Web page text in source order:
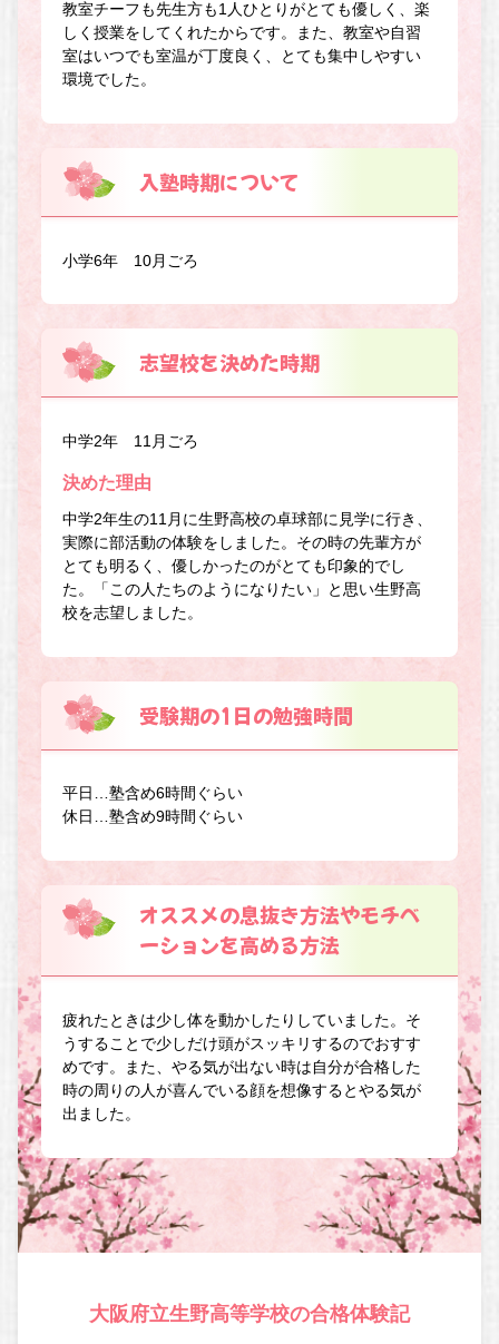
教室チーフも先生方も1人ひとりがとても優しく、楽
しく授業をしてくれたからです。また、教室や自習
室はいつでも室温が丁度良く、とても集中しやすい
環境でした。
入塾時期について
小学6年 10月ごろ
志望校を決めた時期
中学2年 11月ごろ
決めた理由
中学2年生の11月に生野高校の卓球部に見学に行き、
実際に部活動の体験をしました。その時の先輩方が
とても明るく、優しかったのがとても印象的でし
た。「この人たちのようになりたい」と思い生野高
校を志望しました。
受験期の1日の勉強時間
平日…塾含め6時間ぐらい
休日…塾含め9時間ぐらい
オススメの息抜き方法やモチベ
ーションを高める方法
疲れたときは少し体を動かしたりしていました。そ
うすることで少しだけ頭がスッキリするのでおすす
めです。また、やる気が出ない時は自分が合格した
時の周りの人が喜んでいる顔を想像するとやる気が
出ました。
大阪府立生野高等学校の合格体験記